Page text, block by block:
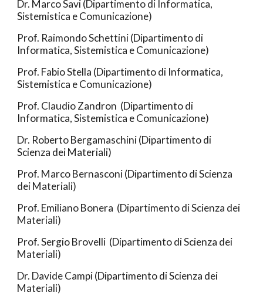
Dr. Marco Savi (Dipartimento di Informatica,
Sistemistica e Comunicazione)
Prof. Raimondo Schettini (Dipartimento di
Informatica, Sistemistica e Comunicazione)
Prof. Fabio Stella (Dipartimento di Informatica,
Sistemistica e Comunicazione)
Prof. Claudio Zandron (Dipartimento di
Informatica, Sistemistica e Comunicazione)
Dr. Roberto Bergamaschini (Dipartimento di
Scienza dei Materiali)
Prof. Marco Bernasconi (Dipartimento di Scienza
dei Materiali)
Prof. Emiliano Bonera (Dipartimento di Scienza dei
Materiali)
Prof.Sergio Brovelli (Dipartimento di Scienza dei
Materiali)
Dr. Davide Campi (Dipartimento di Scienza dei
Materiali)